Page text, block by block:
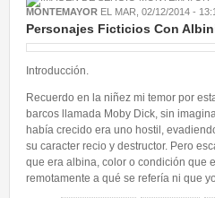
Información
Albinismo
Genética
Salud Visual
Cuidado de la Piel
Desarrollo Psico-Social
Asociaciones Mundiales
MONTEMAYOR EL MAR, 02/12/2014 -
Personajes Ficticios Con
Introducción.
Recuerdo en la niñez mi temor por
barcos llamada Moby Dick, sin
había crecido era uno hostil,
su caracter recio y destructor. Pero
que era albina, color o condición que
remotamente a qué se refería ni que